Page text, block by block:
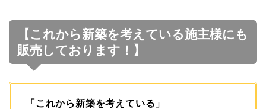
【これから新築を考えている施主様にも
販売しております！】
「これから新築を考えている」